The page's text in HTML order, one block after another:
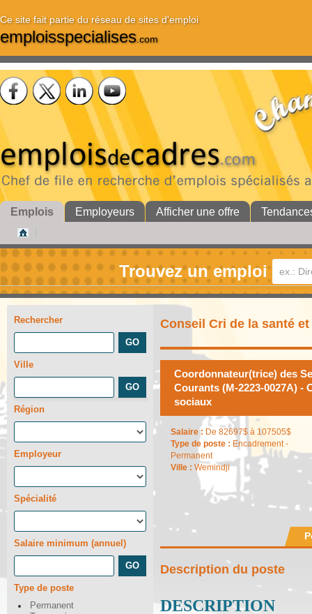
Ce site fait partie du réseau de sites d'emploi
emploisspecialises.com
Emplois Employeurs Afficher une offre
Trouvez un emploi
Rechercher
Ville
Région
Employeur
Spécialité
Salaire minimum (annuel)
Type de poste
Permanent
Conseil Cri de la santé
Coordonnateur(trice) des
Courants (M-2223-0027A) -
sociaux
Salaire : De 82697$ à 107505$
Type de poste : Encadrement -
Permanent
Ville : Wemindji
Description du poste
DESCRIPTION